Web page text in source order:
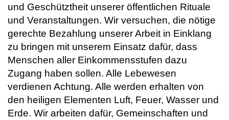
und Geschütztheit unserer öffentlichen Rituale
und Veranstaltungen. Wir versuchen, die nötige
gerechte Bezahlung unserer Arbeit in Einklang
zu bringen mit unserem Einsatz dafür, dass
Menschen aller Einkommensstufen dazu
Zugang haben sollen. Alle Lebewesen
verdienen Achtung. Alle werden erhalten von
den heiligen Elementen Luft, Feuer, Wasser und
Erde. Wir arbeiten dafür, Gemeinschaften und